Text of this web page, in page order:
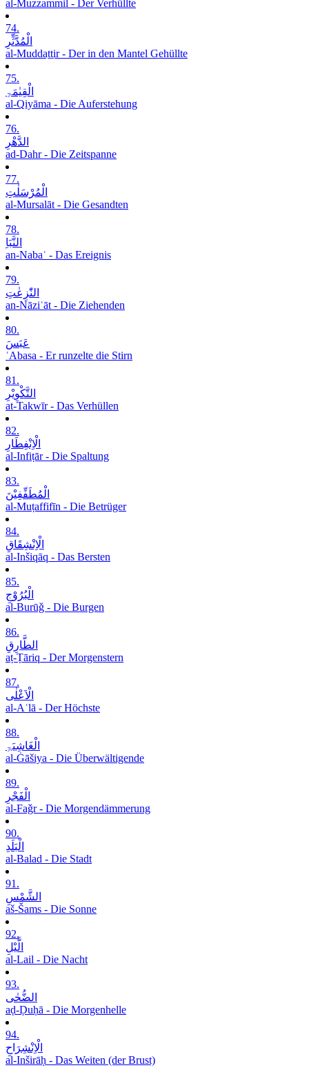
al-Muzzammil - Der Verhüllte
74.
الْمُدَّثِّرِ
al-Muddaṯṯir - Der in den Mantel Gehüllte
75.
الْقِیٰمَۃِ
al-Qiyāma - Die Auferstehung
76.
الدَّھْرِ
ad-Dahr - Die Zeitspanne
77.
الْمُرْسَلٰتِ
al-Mursalāt - Die Gesandten
78.
النَّبَاِ
an-Nabaʾ - Das Ereignis
79.
النّٰزِعٰتِ
an-Nāziʿāt - Die Ziehenden
80.
عَبَسَ
ʿAbasa - Er runzelte die Stirn
81.
التَّکْوِیْرِ
at-Takwīr - Das Verhüllen
82.
الْاِنْفِطَارِ
al-Infiṭār - Die Spaltung
83.
الْمُطَفِّفِیْنَ
al-Muṭaffifīn - Die Betrüger
84.
الْاِنْشِقَاقِ
al-Inšiqāq - Das Bersten
85.
الْبُرُوْجِ
al-Burūǧ - Die Burgen
86.
الطَّارِقِ
aṭ-Ṭāriq - Der Morgenstern
87.
الْاَعْلٰی
al-Aʿlā - Der Höchste
88.
الْغَاشِیَۃِ
al-Ġāšiya - Die Überwältigende
89.
الْفَجْرِ
al-Faǧr - Die Morgendämmerung
90.
الْبَلَدِ
al-Balad - Die Stadt
91.
الشَّمْسِ
aš-Šams - Die Sonne
92.
الَّیْلِ
al-Lail - Die Nacht
93.
الضُّحٰی
aḍ-Ḍuḥā - Die Morgenhelle
94.
الْاِنْشِرَاحِ
al-Inširāḥ - Das Weiten (der Brust)